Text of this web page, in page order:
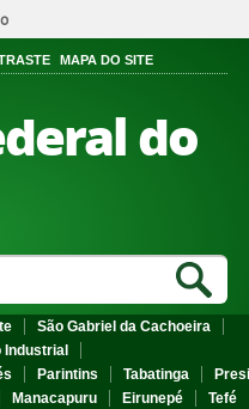
MAPA DO SITE
do
São Gabriel da Cachoeira
Industrial
Parintins Tabatinga
Manacapuru Eirunepé
Tefé